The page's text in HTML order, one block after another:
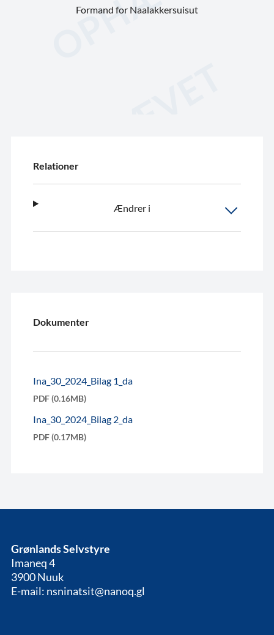
Formand for Naalakkersuisut
Relationer
Ændrer i
Dokumenter
Ina_30_2024_Bilag 1_da
PDF (0.16MB)
Ina_30_2024_Bilag 2_da
PDF (0.17MB)
Grønlands Selvstyre
Imaneq 4
3900 Nuuk
E-mail: nsninatsit@nanoq.gl